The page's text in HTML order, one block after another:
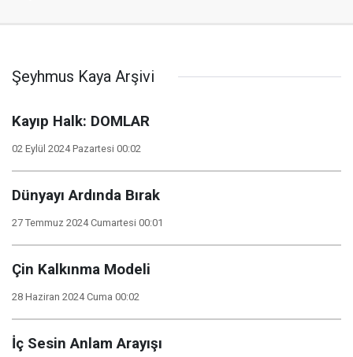
Şeyhmus Kaya Arşivi
Kayıp Halk: DOMLAR
02 Eylül 2024 Pazartesi 00:02
Dünyayı Ardında Bırak
27 Temmuz 2024 Cumartesi 00:01
Çin Kalkınma Modeli
28 Haziran 2024 Cuma 00:02
İç Sesin Anlam Arayışı